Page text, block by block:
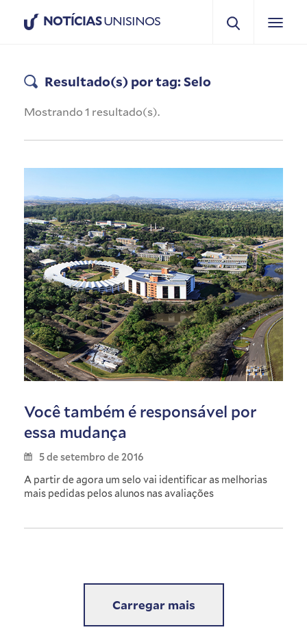
NOTÍCIASUNISINOS
Resultado(s) por tag: Selo
Mostrando 1 resultado(s).
Você também é responsável por
essa mudança
5 de setembro de 2016
A partir de agora um selo vai identificar as melhorias
mais pedidas pelos alunos nas avaliações
Carregar mais